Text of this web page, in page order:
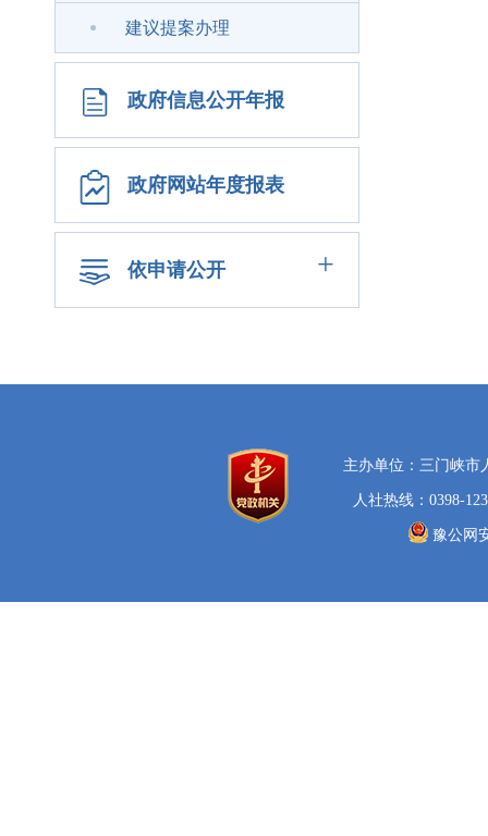
建议提案办理
政府信息公开年报
政府网站年度报表
依申请公开 +
主办单位：三门峡
人社热线：0398-
豫公网